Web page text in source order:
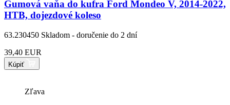
Gumová vaňa do kufra Ford Mondeo V, 2014-2022,
HTB, dojezdové koleso
63.230450 Skladom - doručenie do 2 dní
39,40 EUR
Kúpiť
Zľava